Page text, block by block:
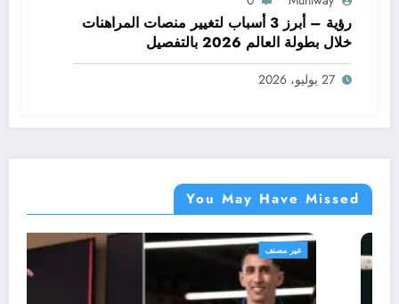
رؤية – أبرز 3 أسباب لتغيير منصات المراهنات
خلال بطولة العالم 2026 بالتفصيل
27 يوليو، 2026
You May Have Missed